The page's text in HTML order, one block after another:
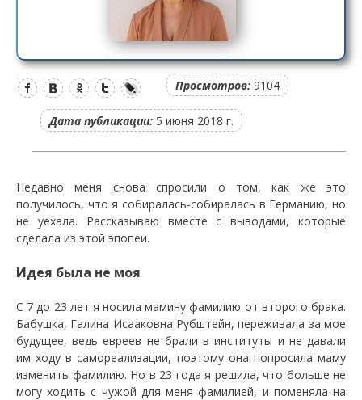
Просмотров: 9104
Дата публикации: 5 июня 2018 г.
Недавно меня снова спросили о том, как же это
получилось, что я собиралась-собиралась в Германию, но
не уехала. Рассказываю вместе с выводами, которые
сделала из этой эпопеи.
Идея была не моя
С 7 до 23 лет я носила мамину фамилию от второго брака.
Бабушка, Галина Исааковна Рубштейн, переживала за мое
будущее, ведь евреев не брали в институты и не давали
им ходу в самореализации, поэтому она попросила маму
изменить фамилию. Но в 23 года я решила, что больше не
могу ходить с чужой для меня фамилией, и поменяла на